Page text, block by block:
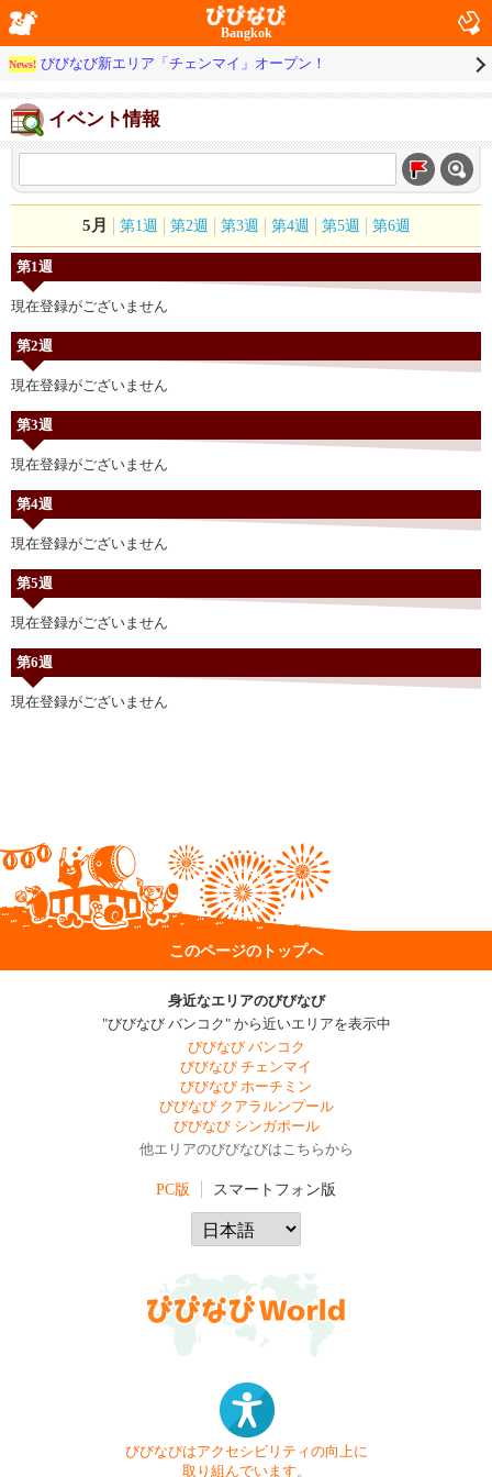
Bangkok
News! びびなび新エリア「チェンマイ」オープン！
イベント情報
5月 第1週 第2週 第3週 第4週 第5週 第6週
第1週
現在登録がございません
第2週
現在登録がございません
第3週
現在登録がございません
第4週
現在登録がございません
第5週
現在登録がございません
第6週
現在登録がございません
このページのトップへ
身近なエリアのびびなび
"びびなび バンコク" から近いエリアを表示中
びびなび バンコク
びびなび チェンマイ
びびなび ホーチミン
びびなび クアラルンプール
びびなび シンガポール
他エリアのびびなびはこちらから
PC版 スマートフォン版
びびなびはアクセシビリティの向上に
取り組んでいます。